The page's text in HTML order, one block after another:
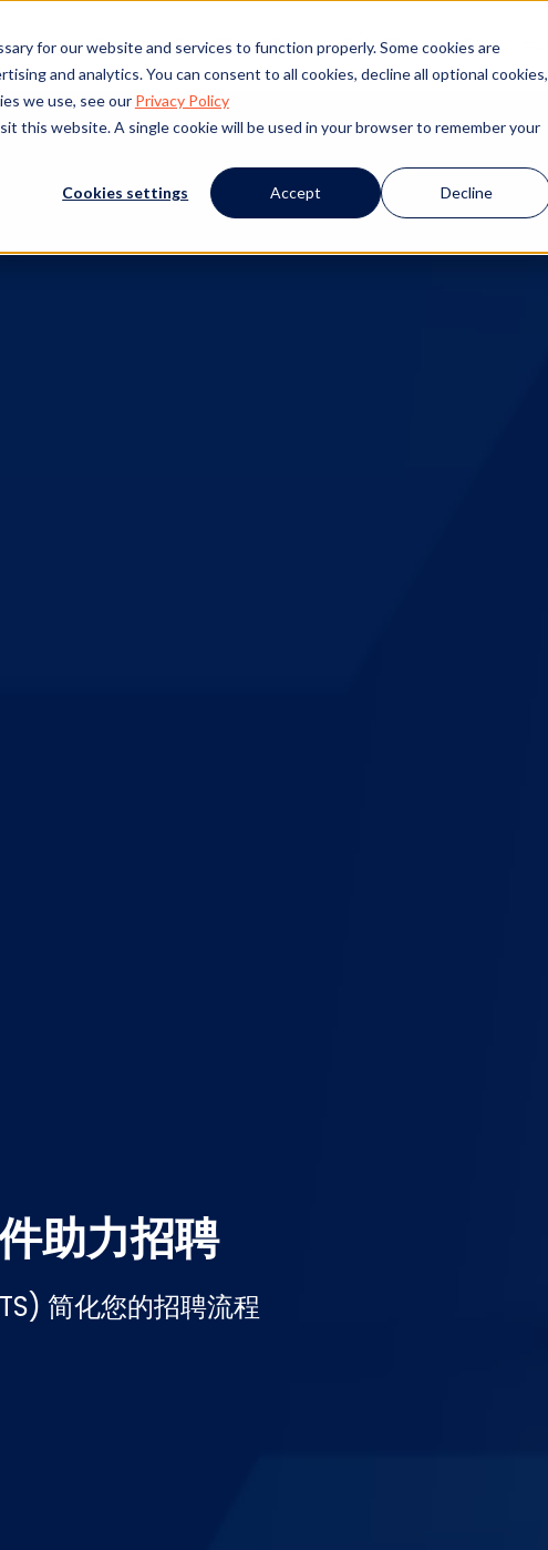
for our website and services to function properly. Some cookies are
and analytics. You can consent to all cookies, decline all optional cookies,
we use, see our Privacy Policy
this website. A single cookie will be used in your browser to remember your
Cookies settings Accept Decline
工业 解决方案 产品 客户成功 资源
助力招聘
简化您的招聘流程